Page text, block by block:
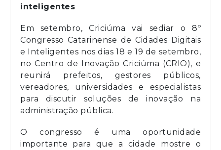
inteligentes
Em setembro, Criciúma vai sediar o 8º
Congresso Catarinense de Cidades Digitais
e Inteligentes nos dias 18 e 19 de setembro,
no Centro de Inovação Criciúma (CRIO), e
reunirá prefeitos, gestores públicos,
vereadores, universidades e especialistas
para discutir soluções de inovação na
administração pública.
O congresso é uma oportunidade
importante para que a cidade mostre o